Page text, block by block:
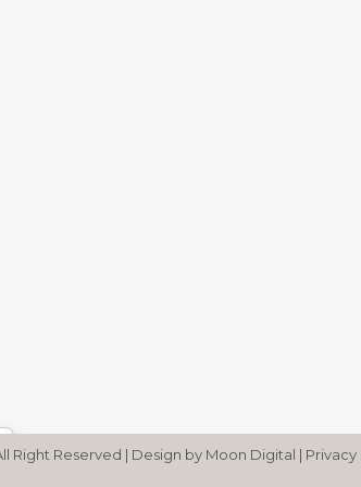
Right Reserved | Design by Moon Digital | Privacy